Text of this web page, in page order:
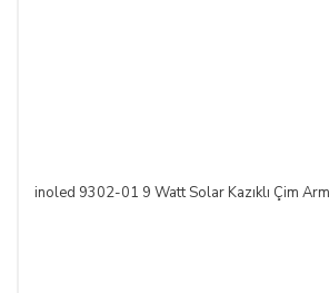
inoled 9302-01 9 Watt Solar Kazıklı Çim